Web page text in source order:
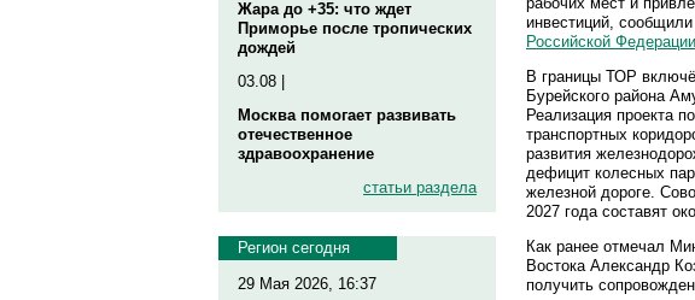
Жара до +35: что ждет
Приморье после тропических
дождей
03.08 |
Москва помогает развивать
отечественное
здравоохранение
статьи раздела
Регион сегодня
29 Мая 2026, 16:37
инвестиций,
Российской
В границы ТОР
Бурейского района
Реализация проекта
транспортных
развития
дефицит колесных
железной дороге.
2027 года составят
Как ранее отмечал
Востока Александр
получить